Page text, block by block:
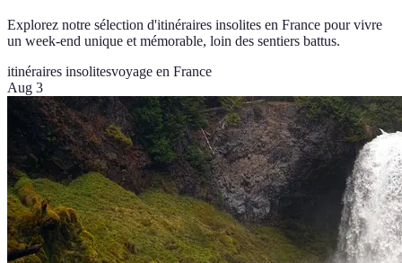
Explorez notre sélection d'itinéraires insolites en France pour vivre
un week-end unique et mémorable, loin des sentiers battus.
itinéraires insolitesvoyage en France
Aug 3